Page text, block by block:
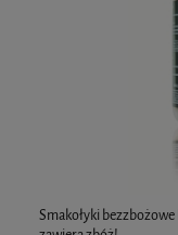
Smakołyki